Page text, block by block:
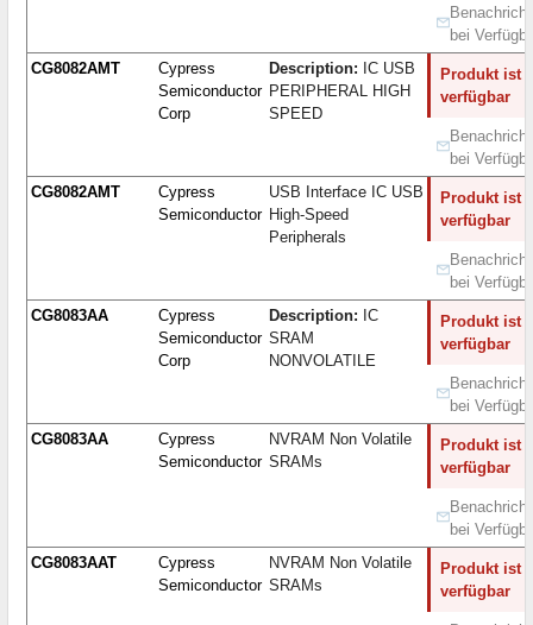
bei
CG8082AMT
Cypress
Semiconductor
Corp
Description: IC USB
PERIPHERAL HIGH
SPEED
Produkt ist
verfügbar
bei
CG8082AMT
Cypress
Semiconductor
USB Interface IC USB
High-Speed
Peripherals
Produkt ist
verfügbar
bei
CG8083AA
Cypress
Semiconductor
Corp
Description: IC
SRAM
NONVOLATILE
Produkt ist
verfügbar
bei
CG8083AA
Cypress
Semiconductor
NVRAM Non Volatile
SRAMs
Produkt ist
verfügbar
bei
CG8083AAT
Cypress
Semiconductor
NVRAM Non Volatile
SRAMs
Produkt ist
verfügbar